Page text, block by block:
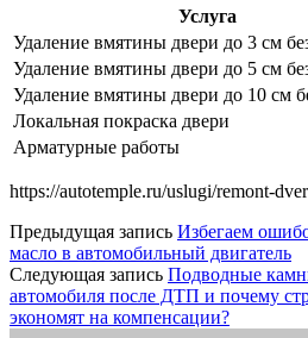
Услуга
Удаление вмятины двери до 3 см
Удаление вмятины двери до 5 см
Удаление вмятины двери до 10 см
Локальная покраска двери
Арматурные работы
https://autotemple.ru/uslugi/remont-
Предыдущая запись Избегаем
масло в автомобильный двигатель
Следующая запись Подводные
автомобиля после ДТП и почему
экономят на компенсации?